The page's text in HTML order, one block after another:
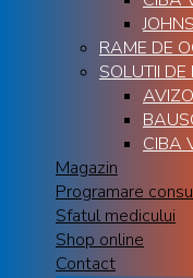
RAME DE
SOLUTII DE
CIBA
Magazin
Programare
Sfatul medicului
Shop online
Contact